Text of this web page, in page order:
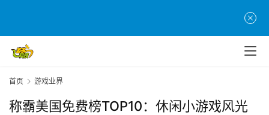
首页 游戏业界
称霸美国免费榜TOP10：休闲小游戏风光